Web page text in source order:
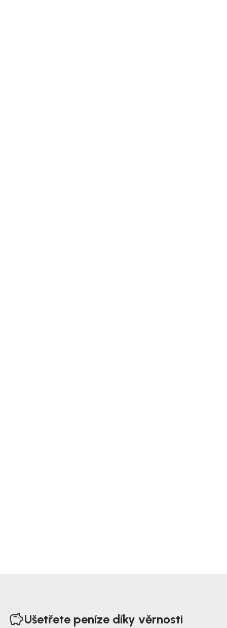
Ušetřete peníze díky věrnosti